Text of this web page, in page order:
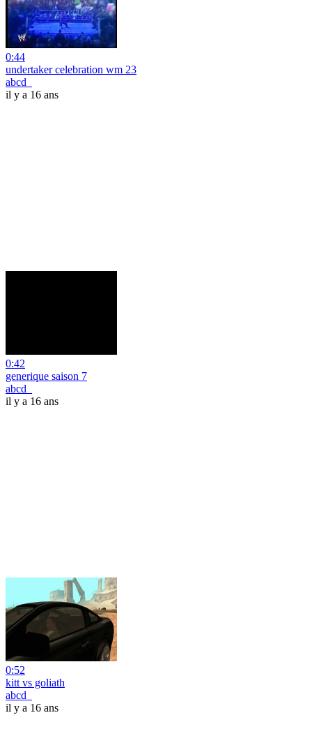
0:44
undertaker celebration wm 23
abcd_
il y a 16 ans
0:42
generique saison 7
abcd_
il y a 16 ans
0:52
kitt vs goliath
abcd_
il y a 16 ans